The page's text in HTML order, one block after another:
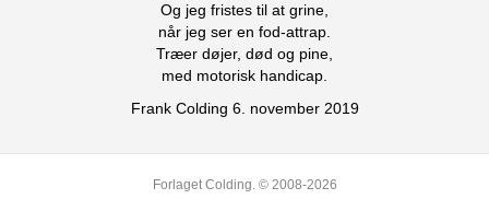
Og jeg fristes til at grine,
når jeg ser en fod-attrap.
Træer døjer, død og pine,
med motorisk handicap.
Frank Colding 6. november 2019
Forlaget Colding. © 2008-2026